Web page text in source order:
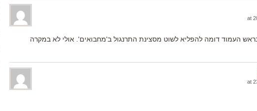
העמוד דומה להפליא לשוט מסצינת התרנגול ב'מחבואים'. אולי לא במקרה